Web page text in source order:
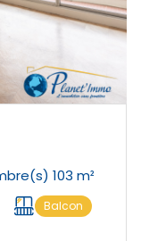
Appartement 5 pièce(s) 4 chambre(s) 103 m²
Balcon